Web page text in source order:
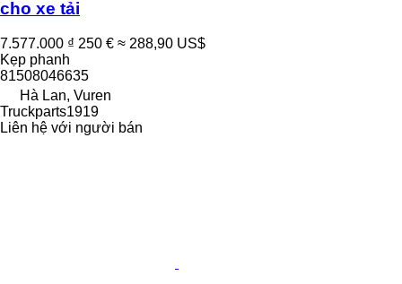
cho xe tải
7.577.000 ₫ 250 € ≈ 288,90 US$
Kẹp phanh
81508046635
Hà Lan, Vuren
Truckparts1919
Liên hệ với người bán